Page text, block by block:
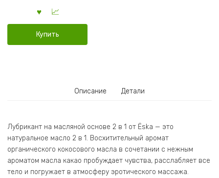
Купить
Описание Детали
Лубрикант на масляной основе 2 в 1 от Ёska — это
натуральное масло 2 в 1. Восхитительный аромат
органического кокосового масла в сочетании с нежным
ароматом масла какао пробуждает чувства, расслабляет все
тело и погружает в атмосферу эротического массажа.